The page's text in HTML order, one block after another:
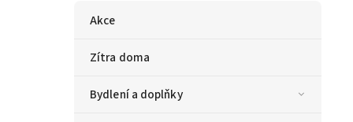
Akce
Zítra doma
Bydlení a doplňky